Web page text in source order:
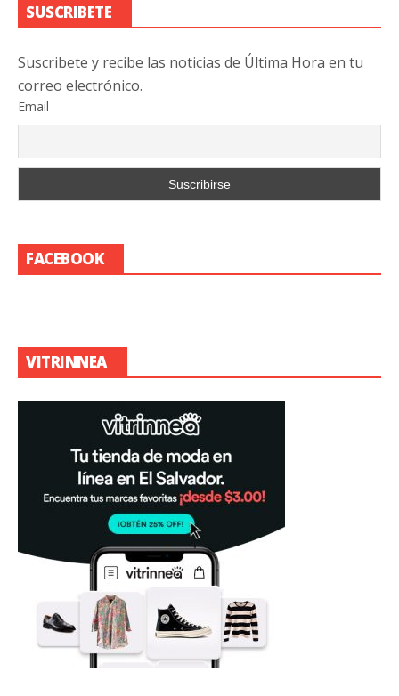
SUSCRIBETE
Suscribete y recibe las noticias de Última Hora en tu
correo electrónico.
Email
FACEBOOK
VITRINNEA